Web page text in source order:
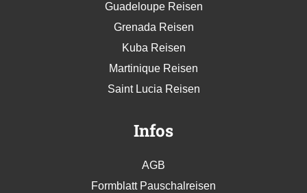
Guadeloupe Reisen
Grenada Reisen
Kuba Reisen
Martinique Reisen
Saint Lucia Reisen
Infos
AGB
Formblatt Pauschalreisen